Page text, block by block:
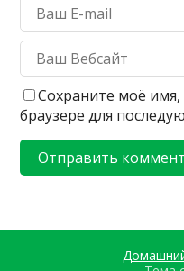
Сохраните моё имя,
браузере для